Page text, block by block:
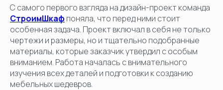
С самого первого взгляда на дизайн-проект команда
СтроимШкаф поняла, что перед ними стоит
особенная задача. Проект включал в себя не только
чертежи и размеры, но и тщательно подобранные
материалы, которые заказчик утвердил с особым
вниманием. Работа началась с внимательного
изучения всех деталей и подготовки к созданию
мебельных шедевров.